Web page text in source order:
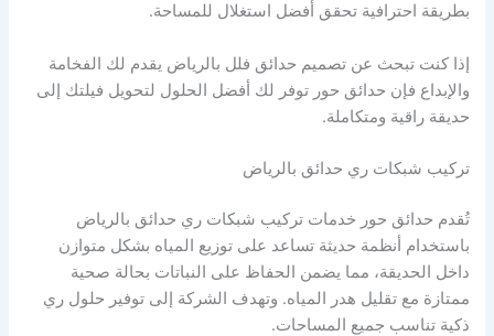
بطريقة احترافية تحقق أفضل استغلال للمساحة.
إذا كنت تبحث عن تصميم حدائق فلل بالرياض يقدم لك الفخامة
والإبداع فإن حدائق حور توفر لك أفضل الحلول لتحويل فيلتك إلى
حديقة راقية ومتكاملة.
تركيب شبكات ري حدائق بالرياض
تُقدم حدائق حور خدمات تركيب شبكات ري حدائق بالرياض
باستخدام أنظمة حديثة تساعد على توزيع المياه بشكل متوازن
داخل الحديقة، مما يضمن الحفاظ على النباتات بحالة صحية
ممتازة مع تقليل هدر المياه. وتهدف الشركة إلى توفير حلول ري
ذكية تناسب جميع المساحات.